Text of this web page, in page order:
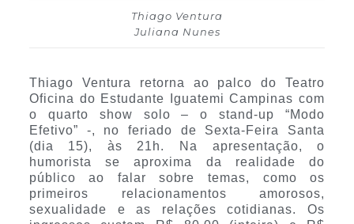
Thiago Ventura
Juliana Nunes
Thiago Ventura retorna ao palco do Teatro
Oficina do Estudante Iguatemi Campinas com
o quarto show solo – o stand-up “Modo
Efetivo” -, no feriado de Sexta-Feira Santa
(dia 15), às 21h. Na apresentação, o
humorista se aproxima da realidade do
público ao falar sobre temas, como os
primeiros relacionamentos amorosos,
sexualidade e as relações cotidianas. Os